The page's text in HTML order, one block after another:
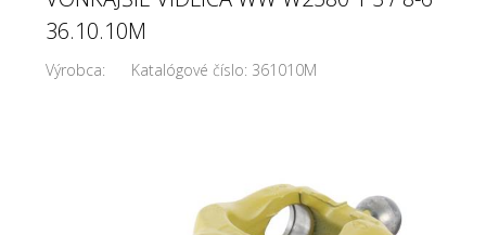
36.10.10M
Výrobca: Katalógové číslo: 361010M